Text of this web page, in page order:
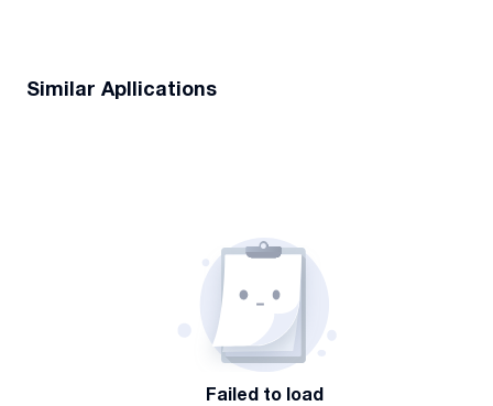
Similar Apllications
Failed to load